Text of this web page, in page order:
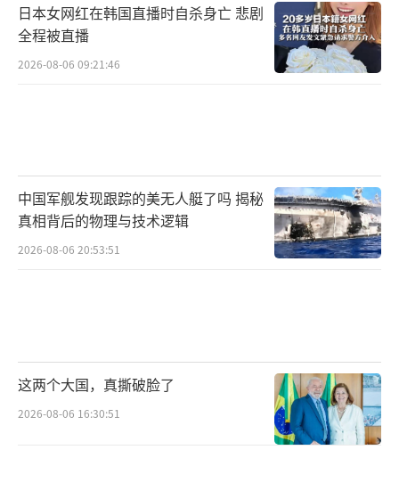
日本女网红在韩国直播时自杀身亡 悲剧
全程被直播
2026-08-06 09:21:46
中国军舰发现跟踪的美无人艇了吗 揭秘
真相背后的物理与技术逻辑
2026-08-06 20:53:51
这两个大国，真撕破脸了
2026-08-06 16:30:51